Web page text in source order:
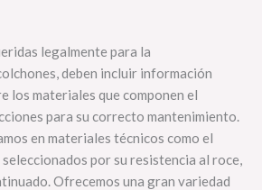
legalmente para la
deben incluir información
los materiales que componen el
para su correcto mantenimiento.
en materiales técnicos como el
seleccionados por su resistencia al roce,
Ofrecemos una gran variedad